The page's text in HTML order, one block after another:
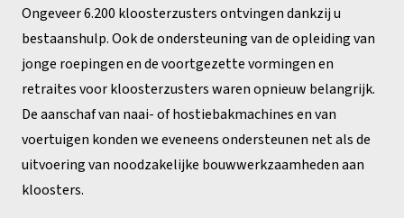
Ongeveer 6.200 kloosterzusters ontvingen dankzij u
bestaanshulp. Ook de ondersteuning van de opleiding van
jonge roepingen en de voortgezette vormingen en
retraites voor kloosterzusters waren opnieuw belangrijk.
De aanschaf van naai- of hostiebakmachines en van
voertuigen konden we eveneens ondersteunen net als de
uitvoering van noodzakelijke bouwwerkzaamheden aan
kloosters.